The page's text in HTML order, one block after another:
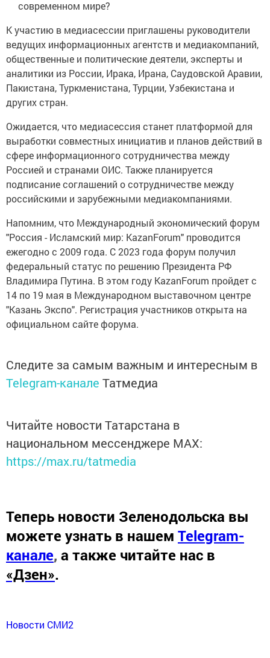
современном мире?
К участию в медиасессии приглашены руководители
ведущих информационных агентств и медиакомпаний,
общественные и политические деятели, эксперты и
аналитики из России, Ирака, Ирана, Саудовской Аравии,
Пакистана, Туркменистана, Турции, Узбекистана и
других стран.
Ожидается, что медиасессия станет платформой для
выработки совместных инициатив и планов действий в
сфере информационного сотрудничества между
Россией и странами ОИС. Также планируется
подписание соглашений о сотрудничестве между
российскими и зарубежными медиакомпаниями.
Напомним, что Международный экономический форум
"Россия - Исламский мир: KazanForum" проводится
ежегодно с 2009 года. С 2023 года форум получил
федеральный статус по решению Президента РФ
Владимира Путина. В этом году KazanForum пройдет с
14 по 19 мая в Международном выставочном центре
"Казань Экспо". Регистрация участников открыта на
официальном сайте форума.
Следите за самым важным и интересным в
Telegram-канале Татмедиа
Читайте новости Татарстана в
национальном мессенджере MАХ:
https://max.ru/tatmedia
Теперь новости Зеленодольска вы
можете узнать в нашем Telegram-
канале, а также читайте нас в
«Дзен».
Новости СМИ2